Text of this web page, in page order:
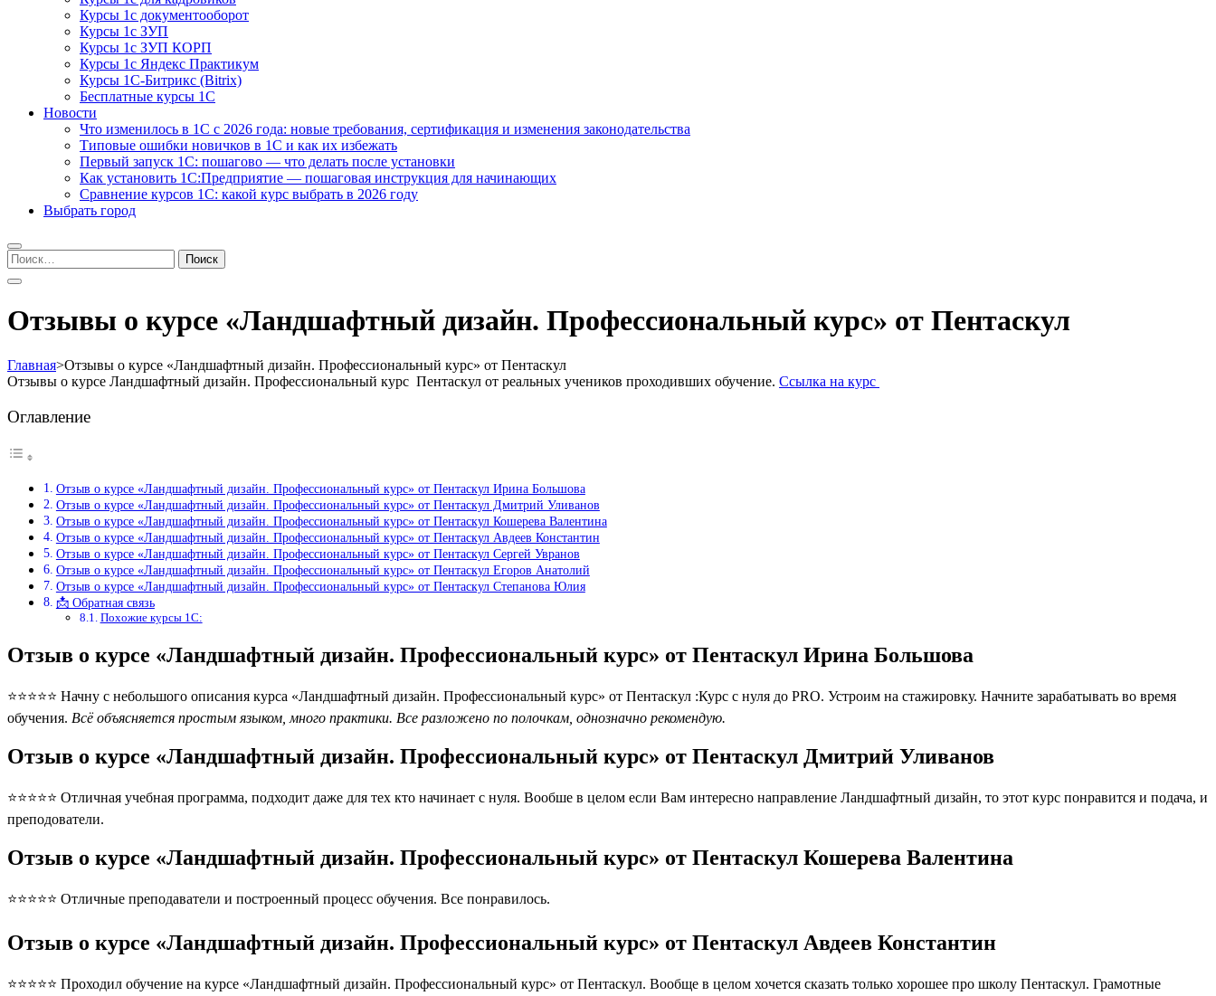
Курсы 1с документооборот
Курсы 1с ЗУП
Курсы 1с ЗУП КОРП
Курсы 1с Яндекс Практикум
Курсы 1С-Битрикс (Bitrix)
Бесплатные курсы 1С
Новости
Что изменилось в 1С с 2026 года: новые требования, сертификация и изменения законодательства
Типовые ошибки новичков в 1С и как их избежать
Первый запуск 1С: пошагово — что делать после установки
Как установить 1С:Предприятие — пошаговая инструкция для начинающих
Сравнение курсов 1С: какой курс выбрать в 2026 году
Выбрать город
Найти:
Отзывы о курсе «Ландшафтный дизайн. Профессиональный курс» от Пентаскул
Главная>Отзывы о курсе «Ландшафтный дизайн. Профессиональный курс» от Пентаскул
Отзывы о курсе Ландшафтный дизайн. Профессиональный курс Пентаскул от реальных учеников проходивших обучение. Ссылка на курс
Оглавление
Отзыв о курсе «Ландшафтный дизайн. Профессиональный курс» от Пентаскул Ирина Большова
Отзыв о курсе «Ландшафтный дизайн. Профессиональный курс» от Пентаскул Дмитрий Уливанов
Отзыв о курсе «Ландшафтный дизайн. Профессиональный курс» от Пентаскул Кошерева Валентина
Отзыв о курсе «Ландшафтный дизайн. Профессиональный курс» от Пентаскул Авдеев Константин
Отзыв о курсе «Ландшафтный дизайн. Профессиональный курс» от Пентаскул Сергей Увранов
Отзыв о курсе «Ландшафтный дизайн. Профессиональный курс» от Пентаскул Егоров Анатолий
Отзыв о курсе «Ландшафтный дизайн. Профессиональный курс» от Пентаскул Степанова Юлия
📩 Обратная связь
Похожие курсы 1С:
Отзыв о курсе «Ландшафтный дизайн. Профессиональный курс» от Пентаскул Ирина Большова
⭐⭐⭐⭐⭐ Начну с небольшого описания курса «Ландшафтный дизайн. Профессиональный курс» от Пентаскул :Курс с нуля до PRO. Устроим на стажировку. Начните зарабатывать во время
обучения. Всё объясняется простым языком, много практики. Все разложено по полочкам, однозначно рекомендую.
Отзыв о курсе «Ландшафтный дизайн. Профессиональный курс» от Пентаскул Дмитрий Уливанов
⭐⭐⭐⭐⭐ Отличная учебная программа, подходит даже для тех кто начинает с нуля. Вообше в целом если Вам интересно направление Ландшафтный дизайн, то этот курс понравится и подача, и
преподователи.
Отзыв о курсе «Ландшафтный дизайн. Профессиональный курс» от Пентаскул Кошерева Валентина
⭐⭐⭐⭐⭐ Отличные преподаватели и построенный процесс обучения. Все понравилось.
Отзыв о курсе «Ландшафтный дизайн. Профессиональный курс» от Пентаскул Авдеев Константин
⭐⭐⭐⭐⭐ Проходил обучение на курсе «Ландшафтный дизайн. Профессиональный курс» от Пентаскул. Вообще в целом хочется сказать только хорошее про школу Пентаскул. Грамотные